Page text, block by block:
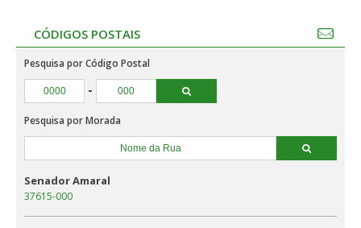
CÓDIGOS POSTAIS
Pesquisa por Código Postal
-
Pesquisa por Morada
Senador Amaral
37615-000